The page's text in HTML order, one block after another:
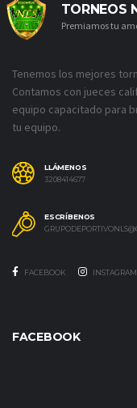
TORNEOS
Premiamos tu
Tenemos los mejores
Contamos con jueces
equipo capacitado para
tu equipo.
LLÁMENOS
3208414677
ESCRÍBENOS
FACEBOOK INSTAGRAM
FACEBOOK